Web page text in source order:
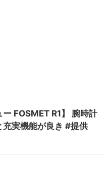
ー FOSMET R1】 腕時計
充実機能が良き #提供